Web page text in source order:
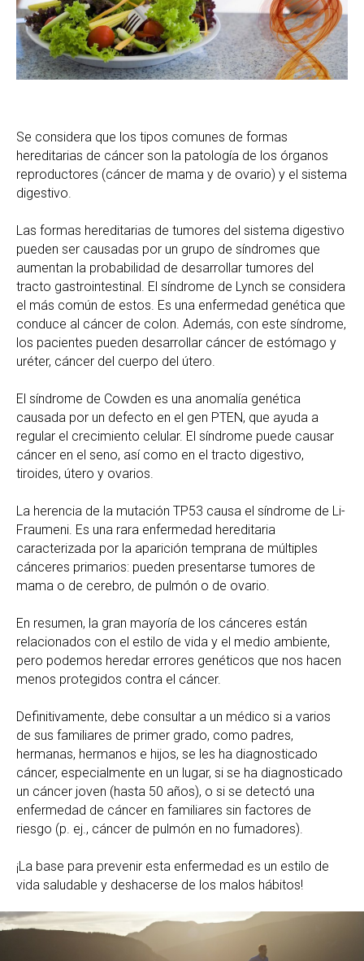
Se considera que los tipos comunes de formas
hereditarias de cáncer son la patología de los órganos
reproductores (cáncer de mama y de ovario) y el sistema
digestivo.
Las formas hereditarias de tumores del sistema digestivo
pueden ser causadas por un grupo de síndromes que
aumentan la probabilidad de desarrollar tumores del
tracto gastrointestinal. El síndrome de Lynch se considera
el más común de estos. Es una enfermedad genética que
conduce al cáncer de colon. Además, con este síndrome,
los pacientes pueden desarrollar cáncer de estómago y
uréter, cáncer del cuerpo del útero.
El síndrome de Cowden es una anomalía genética
causada por un defecto en el gen PTEN, que ayuda a
regular el crecimiento celular. El síndrome puede causar
cáncer en el seno, así como en el tracto digestivo,
tiroides, útero y ovarios.
La herencia de la mutación TP53 causa el síndrome de Li-
Fraumeni. Es una rara enfermedad hereditaria
caracterizada por la aparición temprana de múltiples
cánceres primarios: pueden presentarse tumores de
mama o de cerebro, de pulmón o de ovario.
En resumen, la gran mayoría de los cánceres están
relacionados con el estilo de vida y el medio ambiente,
pero podemos heredar errores genéticos que nos hacen
menos protegidos contra el cáncer.
Definitivamente, debe consultar a un médico si a varios
de sus familiares de primer grado, como padres,
hermanas, hermanos e hijos, se les ha diagnosticado
cáncer, especialmente en un lugar, si se ha diagnosticado
un cáncer joven (hasta 50 años), o si se detectó una
enfermedad de cáncer en familiares sin factores de
riesgo (p. ej., cáncer de pulmón en no fumadores).
¡La base para prevenir esta enfermedad es un estilo de
vida saludable y deshacerse de los malos hábitos!